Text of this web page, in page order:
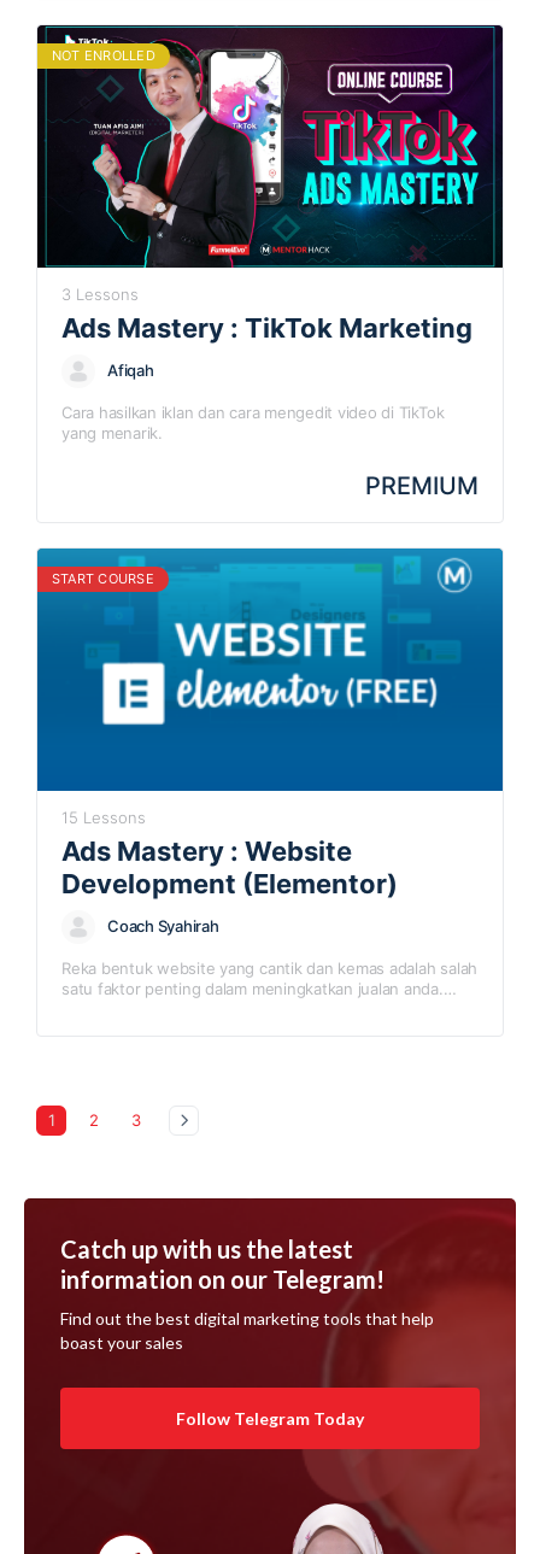
NOT ENROLLED
3 Lessons
Ads Mastery : TikTok Marketing
Afiqah
Cara hasilkan iklan dan cara mengedit video di TikTok
yang menarik.
PREMIUM
START COURSE
15 Lessons
Ads Mastery : Website
Development (Elementor)
Coach Syahirah
Reka bentuk website yang cantik dan kemas adalah salah
satu faktor penting dalam meningkatkan jualan anda.
1 2 3
Catch up with us the latest
information on our Telegram!
Find out the best digital marketing tools that help
boast your sales
Follow Telegram Today